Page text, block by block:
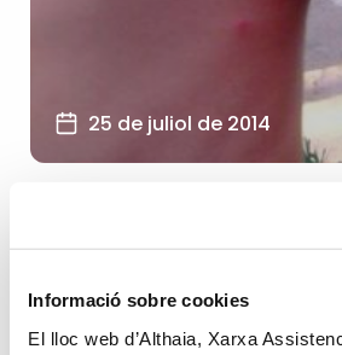
Informació sobre cookies
El lloc web d’Althaia, Xarxa
25 de juliol de 2014